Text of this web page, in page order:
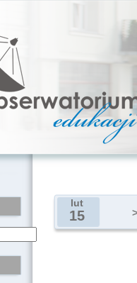
lut
15